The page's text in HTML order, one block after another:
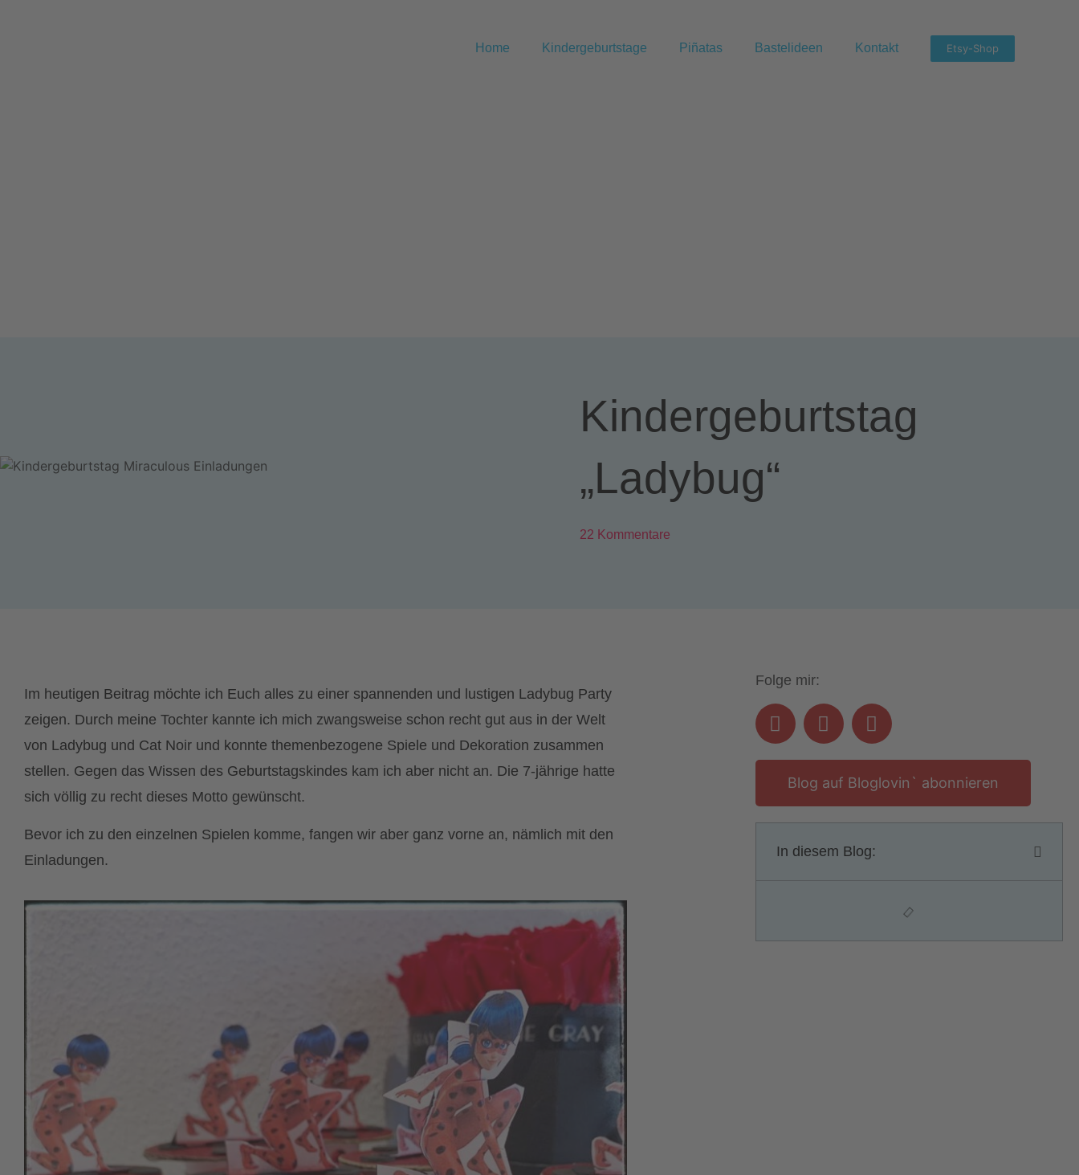
Home Kindergeburtstage Piñatas Bastelideen Kontakt Etsy-Shop
Kindergeburtstag
„Ladybug“
22 Kommentare
Im heutigen Beitrag möchte ich Euch alles zu einer spannenden und lustigen Ladybug Party
zeigen. Durch meine Tochter kannte ich mich zwangsweise schon recht gut aus in der Welt
von Ladybug und Cat Noir und konnte themenbezogene Spiele und Dekoration zusammen
stellen. Gegen das Wissen des Geburtstagskindes kam ich aber nicht an. Die 7-jährige hatte
sich völlig zu recht dieses Motto gewünscht.
Bevor ich zu den einzelnen Spielen komme, fangen wir aber ganz vorne an, nämlich mit den
Einladungen.
Folge mir:
Blog auf Bloglovin` abonnieren
In diesem Blog: